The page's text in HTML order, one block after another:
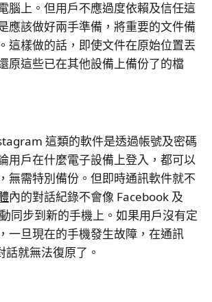
腦上。但用戶不應過度依賴及信任這
應該做好兩手準備，將重要的文件備
這樣做的話，即使文件在原始位置丟
原這些已在其他設備上備份了的檔
這類的軟件是透過帳號及密碼
用戶在什麼電子設備上登入，都可以
無需特別備份。但即時通訊軟件就不
內的對話紀錄不會像 Facebook 及
同步到新的手機上。如果用戶沒有定
一旦現在的手機發生故障，在通訊
就無法復原了。